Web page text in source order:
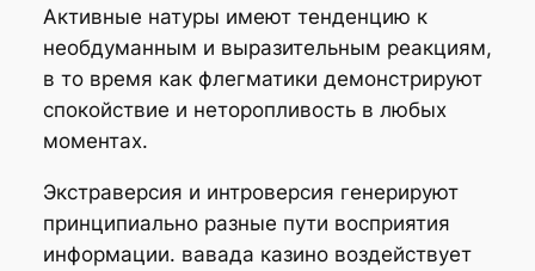
Активные натуры имеют тенденцию к
необдуманным и выразительным реакциям,
в то время как флегматики демонстрируют
спокойствие и неторопливость в любых
моментах.
Экстраверсия и интроверсия генерируют
принципиально разные пути восприятия
информации. вавада казино воздействует